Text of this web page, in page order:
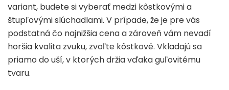
variant, budete si vyberať medzi kôstkovými a
štupľovými slúchadlami. V prípade, že je pre vás
podstatná čo najnižšia cena a zároveň vám nevadí
horšia kvalita zvuku, zvoľte kôstkové. Vkladajú sa
priamo do uší, v ktorých držia vďaka guľovitému
tvaru.